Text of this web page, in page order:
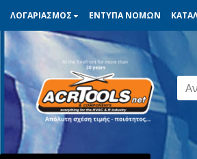
ΛΟΓΑΡΙΑΣΜΟΣ ΕΝΤΥΠΑ ΝΟΜΩΝ